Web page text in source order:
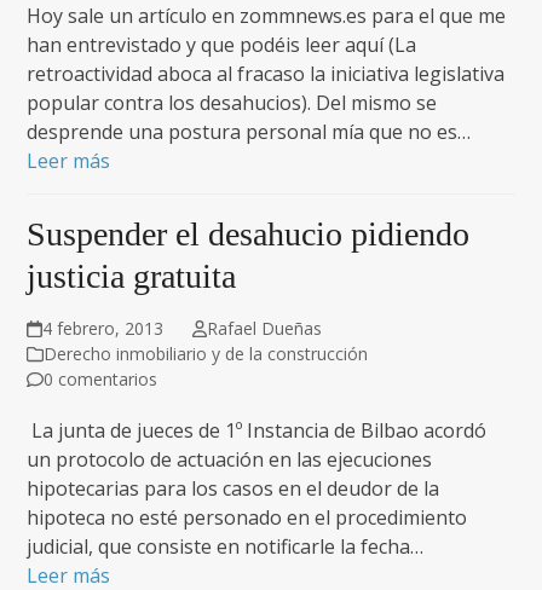
Hoy sale un artículo en zommnews.es para el que me
han entrevistado y que podéis leer aquí (La
retroactividad aboca al fracaso la iniciativa legislativa
popular contra los desahucios). Del mismo se
desprende una postura personal mía que no es…
Leer más
Suspender el desahucio pidiendo
justicia gratuita
4 febrero, 2013
Rafael Dueñas
Derecho inmobiliario y de la construcción
0 comentarios
La junta de jueces de 1º Instancia de Bilbao acordó
un protocolo de actuación en las ejecuciones
hipotecarias para los casos en el deudor de la
hipoteca no esté personado en el procedimiento
judicial, que consiste en notificarle la fecha…
Leer más